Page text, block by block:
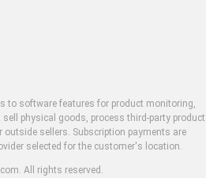
to software features for product monitoring,
physical goods, process third-party product
outside sellers. Subscription payments are
selected for the customer's location.
All rights reserved.